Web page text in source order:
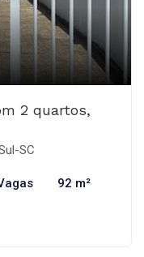
2 quartos,
SC
92 m²